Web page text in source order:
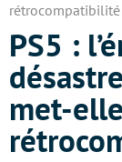
rétrocompatibilité
PS5 :
met-